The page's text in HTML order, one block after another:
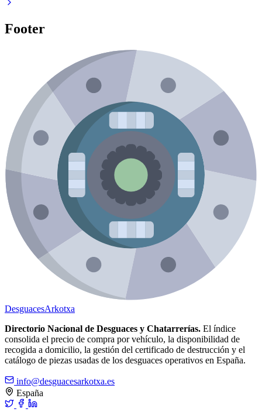
Footer
DesguacesArkotxa
Directorio Nacional de Desguaces y Chatarrerías. El índice
consolida el precio de compra por vehículo, la disponibilidad de
recogida a domicilio, la gestión del certificado de destrucción y el
catálogo de piezas usadas de los desguaces operativos en España.
info@desguacesarkotxa.es
España